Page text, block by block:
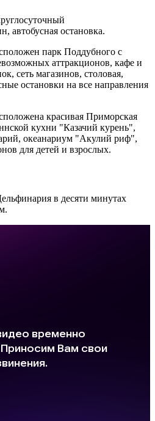
автобусная остановка.
парк Поддубного с
аттракционов, кафе и
сеть магазинов, столовая,
остановки на все направления
красивая Приморская
кухни "Казачий курень",
океанариум "Акулий риф",
для детей и взрослых.
в десяти минутах